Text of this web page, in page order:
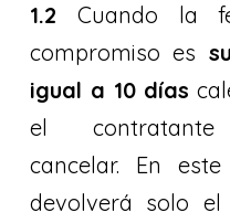
1.2 Cuando la
compromiso es
igual a 10 días
el
cancelar. En
devolverá solo el